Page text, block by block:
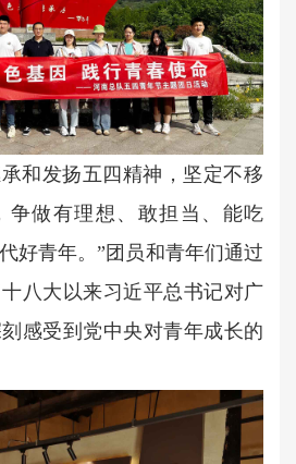
和发扬五四精神，坚定不移
争做有理想、敢担当、能吃
好青年。”团员和青年们通过
八大以来习近平总书记对广
感受到党中央对青年成长的